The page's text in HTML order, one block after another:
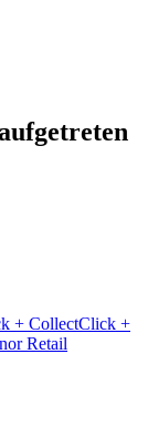
+ CollectClick +
Retail